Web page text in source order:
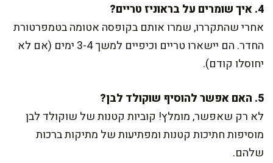
4. איך שומרים על בראוניז טריים?
אחרי שהתקררו, שמרו אותם בקופסה אטומה בטמפרטורת
החדר. הם יישארו טריים וכיפיים למשך 3-4 ימים (אם לא
יחוסלו קודם).
5. האם אפשר להוסיף שוקולד לבן?
לא רק שאפשר, מומלץ! קוביות קטנות של שוקולד לבן
מוסיפות חתיכות קטנות ומפתיעות של מתיקות ברכות
שלהם.